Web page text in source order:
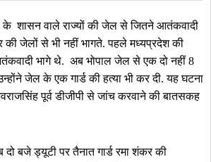
के शासन वाले राज्यों की जेल से जितने आतंकवादी
की जेलों से भी नहीं भागते. पहले मध्यप्रदेश की
भागे थे. अब भोपाल जेल से एक दो नहीं 8
जेल के एक गार्ड की हत्या भी कर दी. यह घटना
पूर्व डीजीपी से जांच करवाने की बातसकह
दो बजे ड्यूटी पर तैनात गार्ड रमा शंकर की